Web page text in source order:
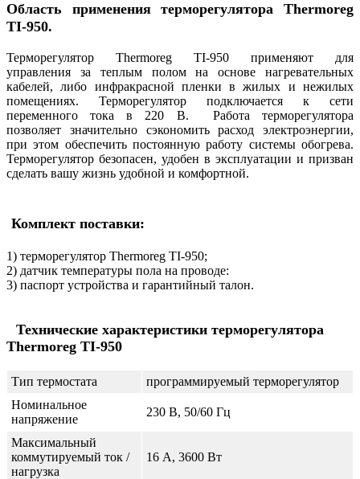
Область применениятерморегулятора Thermoreg
TI-950.
Терморегулятор Thermoreg TI-950 применяют для
управления за теплым полом на основе нагревательных
кабелей, либо инфракрасной пленки в жилых и нежилых
помещениях. Терморегулятор подключается к сети
переменного тока в 220 В. Работа терморегулятора
позволяет значительно сэкономить расход электроэнергии,
при этом обеспечить постоянную работу системы обогрева.
Терморегулятор безопасен, удобен в эксплуатации и призван
сделать вашу жизнь удобной и комфортной.
Комплект поставки:
1) терморегулятор Thermoreg TI-950;
2) датчик температуры пола на проводе:
3) паспорт устройства и гарантийный талон.
Технические характеристики терморегулятора
Thermoreg TI-950
Тип термостата
программируемый терморегулятор
Номинальное
напряжение
230 В, 50/60 Гц
Максимальный
коммутируемый ток /
нагрузка
16 А, 3600 Вт